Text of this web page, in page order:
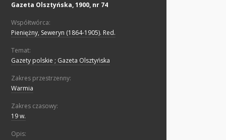
Gazeta Olsztyńska, 1900, nr 74
Współtwórca:
Pieniężny, Seweryn (1864-1905). Red.
Temat:
Gazety polskie ; Gazeta Olsztyńska
Zakres przestrzenny:
Warmia
Zakres czasowy:
19 w.
Opis: